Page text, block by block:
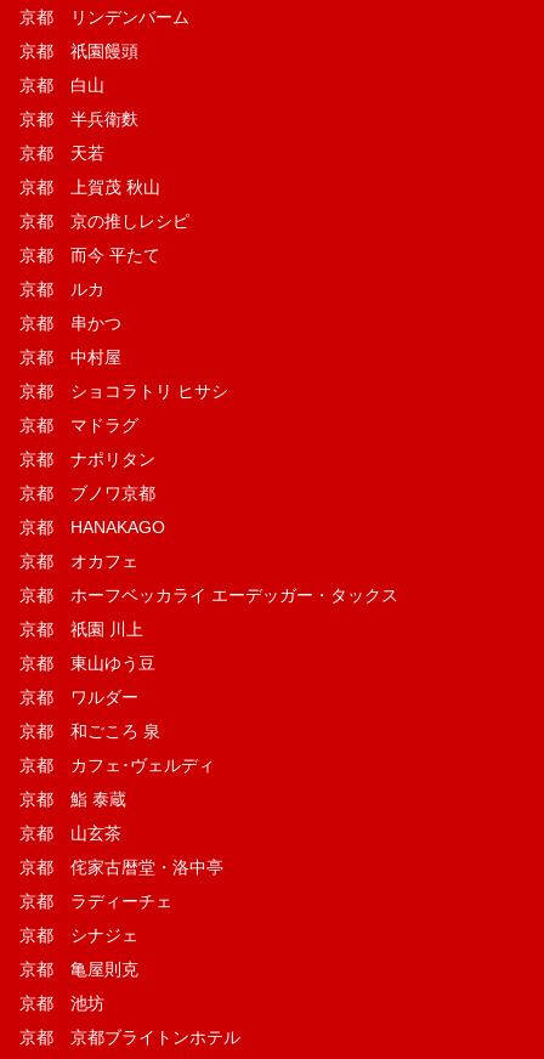
京都 リンデンバーム
京都 祇園饅頭
京都 白山
京都 半兵衛麩
京都 天若
京都 上賀茂 秋山
京都 京の推しレシピ
京都 而今 平たて
京都 ルカ
京都 串かつ
京都 中村屋
京都 ショコラトリ ヒサシ
京都 マドラグ
京都 ナポリタン
京都 ブノワ京都
京都 HANAKAGO
京都 オカフェ
京都 ホーフベッカライ エーデッガー・タックス
京都 祇園 川上
京都 東山ゆう豆
京都 ワルダー
京都 和ごころ 泉
京都 カフェ･ヴェルディ
京都 鮨 泰蔵
京都 山玄茶
京都 侘家古暦堂・洛中亭
京都 ラディーチェ
京都 シナジェ
京都 亀屋則克
京都 池坊
京都 京都ブライトンホテル